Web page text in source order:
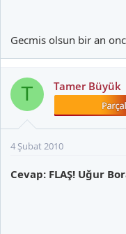
Gecmis olsun bir an
T Tamer Büyük
4 Şubat 2010
Cevap: FLAŞ! Uğur